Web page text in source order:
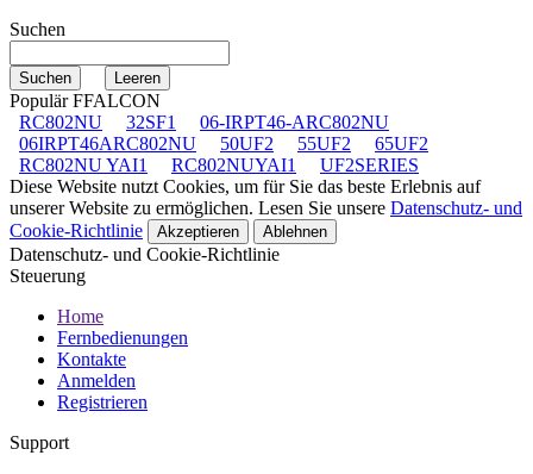
Suchen
Populär FFALCON
RC802NU
32SF1
06-IRPT46-ARC802NU
06IRPT46ARC802NU
50UF2 55UF2
65UF2
RC802NU YAI1
RC802NUYAI1
UF2SERIES
Diese Website nutzt Cookies, um für Sie das beste Erlebnis auf
unserer Website zu ermöglichen. Lesen Sie unsere Datenschutz- und
Cookie-Richtlinie
Akzeptieren Ablehnen
Datenschutz- und Cookie-Richtlinie
Steuerung
Home
Fernbedienungen
Kontakte
Anmelden
Registrieren
Support